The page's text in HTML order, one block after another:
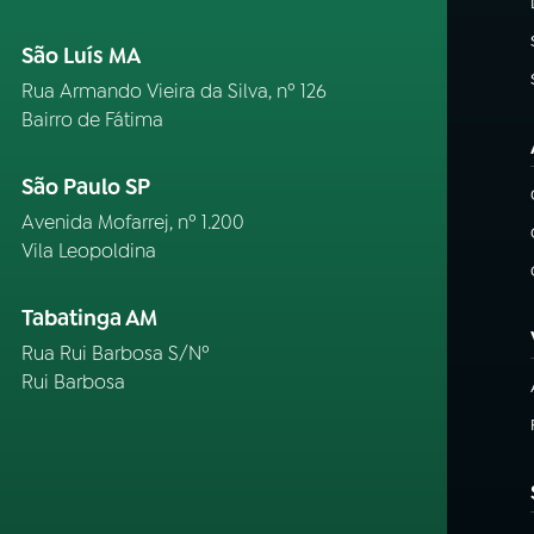
São Luís MA
Rua Armando Vieira da Silva, nº 126
Bairro de Fátima
São Paulo SP
Avenida Mofarrej, nº 1.200
Vila Leopoldina
Tabatinga AM
Rua Rui Barbosa S/Nº
Rui Barbosa